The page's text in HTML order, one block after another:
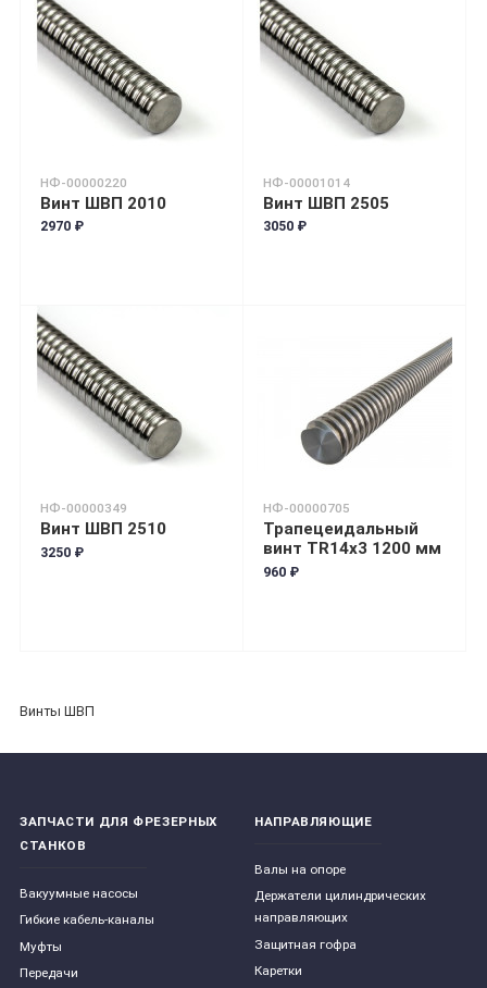
НФ-00000220
Винт ШВП 2010
2970 ₽
НФ-00001014
Винт ШВП 2505
3050 ₽
НФ-00000349
Винт ШВП 2510
3250 ₽
НФ-00000705
Трапецеидальный
винт TR14х3 1200 мм
960 ₽
Винты ШВП
ЗАПЧАСТИ ДЛЯ ФРЕЗЕРНЫХ
СТАНКОВ
Вакуумные насосы
Гибкие кабель-каналы
Муфты
Передачи
НАПРАВЛЯЮЩИЕ
Валы на опоре
Держатели цилиндрических
направляющих
Защитная гофра
Каретки